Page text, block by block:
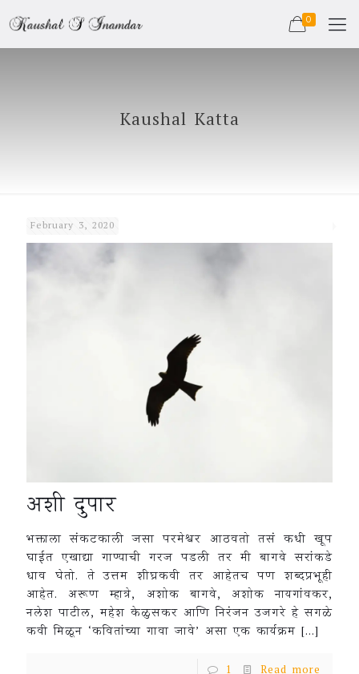
0
Kaushal Katta
February 3, 2020
अशी दुपार
भक्ताला संकटकाली जसा परमेश्वर आठवतो तसं कधी खूप
घाईत एखाद्या गाण्याची गरज पडली तर मी बागवे सरांकडे
धाव घेतो. ते उत्तम शीघ्रकवी तर आहेतच पण शब्दप्रभूही
आहेत. अरूण म्हात्रे, अशोक बागवे, अशोक नायगांवकर,
नलेश पाटील, महेश केळुसकर आणि निरंजन उजगरे हे सगळे
कवी मिळून ‘कवितांच्या गावा जावे’ असा एक कार्यक्रम […]
1 Read more